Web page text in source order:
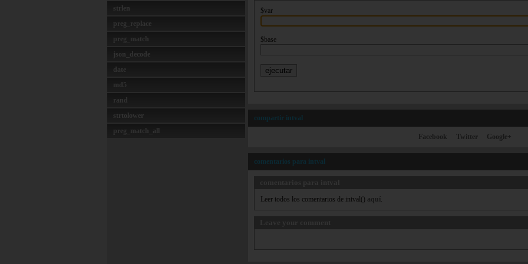
strlen
preg_replace
preg_match
json_decode
date
md5
rand
strtolower
preg_match_all
$var
$base
compartir intval
Facebook Twitter Google+
comentarios para intval
Leer todos los comentarios de intval() aquí.